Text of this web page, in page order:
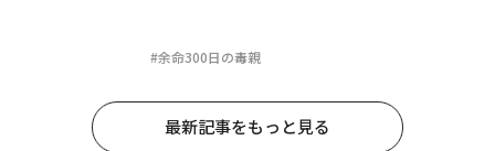
#余命300日の毒親
最新記事をもっと見る